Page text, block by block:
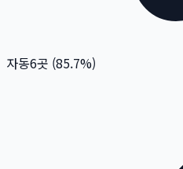
자동6곳 (85.7%)